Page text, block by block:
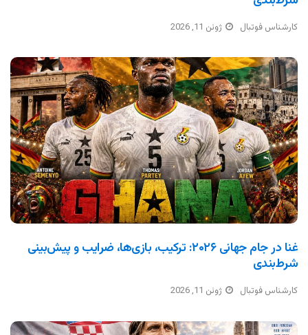
کارشناس فوتبال ژوئن 11, 2026
غنا در جام جهانی ۲۰۲۶: ترکیب، بازی‌ها، ضرایب و پیش‌بینی
شرط‌بندی
کارشناس فوتبال ژوئن 11, 2026